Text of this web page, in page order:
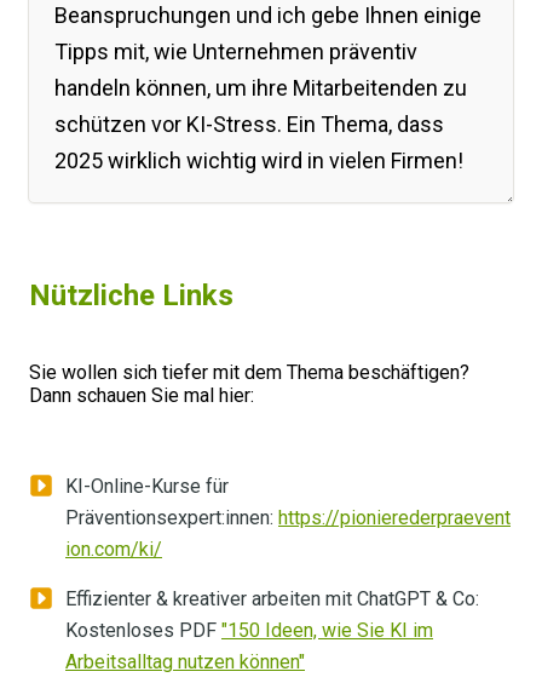
Beanspruchungen und ich gebe Ihnen einige
Tipps mit, wie Unternehmen präventiv
handeln können, um ihre Mitarbeitenden zu
schützen vor KI-Stress. Ein Thema, dass
2025 wirklich wichtig wird in vielen Firmen!
Konsequenzen das für die psychische
passende Präventionsmaßnahmen
entwickeln und die Mitarbeitenden nicht nur
Diese Episode ist mal wieder ein bisschen
ein anderes Format. Ich wurde interviewt von
Nele Wabnik, Studentin
Gesundheitsmanagement an der FOM
Hochschule und sie arbeitet nebenbei noch
im BGM. Nele Wabnik steht kurz vor der
Nützliche Links
Sie wollen sich tiefer mit dem Thema beschäftigen?
Dann schauen Sie mal hier:
KI-Online-Kurse für
Präventionsexpert:innen: https://pionierederpraevent
ion.com/ki/
Effizienter & kreativer arbeiten mit ChatGPT & Co:
Kostenloses PDF "150 Ideen, wie Sie KI im
Arbeitsalltag nutzen können"